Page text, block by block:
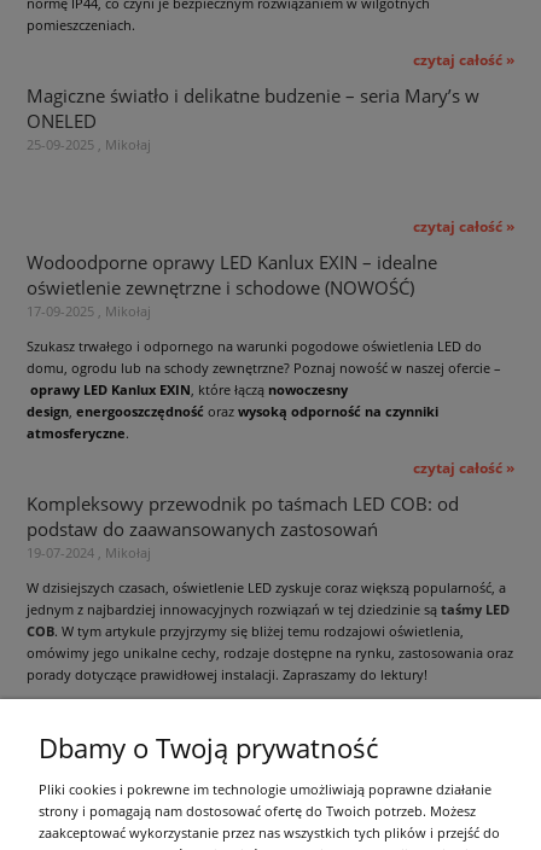
pomieszczeniach.
czytaj całość »
Magiczne światło i delikatne budzenie – seria Mary’s w
ONELED
25-09-2025 , Mikołaj
czytaj całość »
Wodoodporne oprawy LED Kanlux EXIN – idealne
oświetlenie zewnętrzne i schodowe (NOWOŚĆ)
17-09-2025 , Mikołaj
Szukasz trwałego i odpornego na warunki pogodowe oświetlenia LED do
domu, ogrodu lub na schody zewnętrzne? Poznaj nowość w naszej ofercie –
oprawy LED Kanlux EXIN, które łączą nowoczesny
design, energooszczędność oraz wysoką odporność na czynniki
atmosferyczne.
czytaj całość »
Kompleksowy przewodnik po taśmach LED COB: od
podstaw do zaawansowanych zastosowań
19-07-2024 , Mikołaj
W dzisiejszych czasach, oświetlenie LED zyskuje coraz większą popularność, a
jednym z najbardziej innowacyjnych rozwiązań w tej dziedzinie są taśmy LED
COB. W tym artykule przyjrzymy się bliżej temu rodzajowi oświetlenia,
omówimy jego unikalne cechy, rodzaje dostępne na rynku, zastosowania oraz
porady dotyczące prawidłowej instalacji. Zapraszamy do lektury!
Informacje ogólne
Zakupy
Dbamy o Twoją prywatność
Pliki cookies i pokrewne im technologie umożliwiają poprawne działanie
strony i pomagają nam dostosować ofertę do Twoich potrzeb. Możesz
zaakceptować wykorzystanie przez nas wszystkich tych plików i przejść do